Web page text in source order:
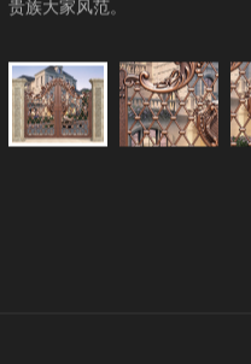
贵族大家风范。